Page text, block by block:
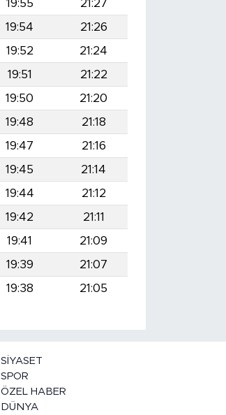
19:55
21:27
19:54
21:26
19:52
21:24
19:51
21:22
19:50
21:20
19:48
21:18
19:47
21:16
19:45
21:14
19:44
21:12
19:42
21:11
19:41
21:09
19:39
21:07
19:38 21:05
SİYASET
SPOR
ÖZEL HABER
DÜNYA